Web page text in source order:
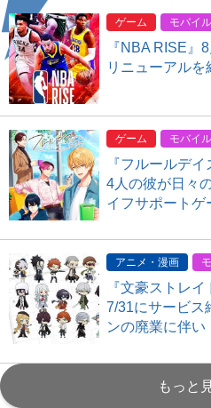
ゲーム モバイ
『NBA RISE』
リニューアル
ゲーム モバイ
『フルールデ
4人の彼が日々
イフサポートゲ
アニメ・漫画
『文豪ストレ
7/31にサービス
ンの廃業に伴い
もっと